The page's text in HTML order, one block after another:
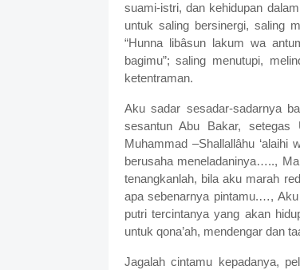
suami-istri, dan kehidupan
untuk saling bersinergi, saling
“Hunna libâsun lakum wa
bagimu”; saling menutupi,
ketentraman.
Aku sadar sesadar-sadarnya
sesantun Abu Bakar, setegas
Muhammad –Shallallâhu
berusaha meneladaninya…..,
tenangkanlah, bila aku marah
apa sebenarnya pintamu.…,
putri tercintanya yang akan
untuk qona’ah, mendengar dan
Jagalah cintamu kepadanya,